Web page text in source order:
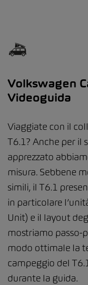
Volkswagen
Videoguida
Viaggiate con il
T6.1? Anche per il
apprezzato
misura. Sebbene
simili, il T6.1
in particolare
Unit) e il layout
mostriamo passo-
modo ottimale la
campeggio del
durante la guida.